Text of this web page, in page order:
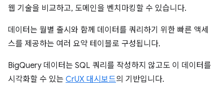
웹 기술을 비교하고, 도메인을 벤치마킹할 수 있습니다.
데이터는 월별 출시와 함께 데이터를 쿼리하기 위한 빠른 액세
스를 제공하는 여러 요약 테이블로 구성됩니다.
BigQuery 데이터는 SQL 쿼리를 작성하지 않고도 이 데이터를
시각화할 수 있는 CrUX 대시보드의 기반입니다.